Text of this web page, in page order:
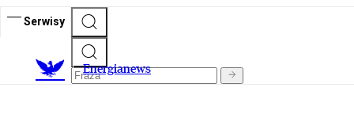
Serwisy
Energianews